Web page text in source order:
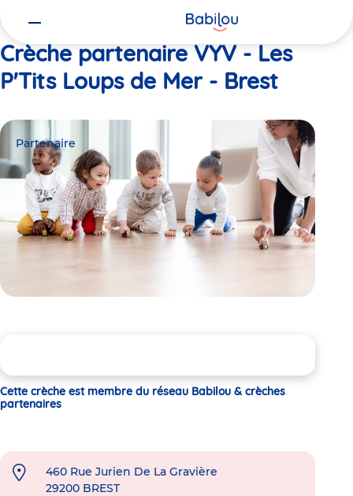
Crèche partenaire VYV - Les
P'Tits Loups de Mer - Brest
Partenaire
Cette crèche est membre du réseau Babilou & crèches
partenaires
460 Rue Jurien De La Gravière
29200 BREST